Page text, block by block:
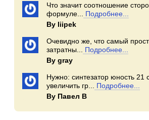
Что значит соотношение
формуле...
Подробнее...
By Iiipek
Очевидно же, что самый
затратны...
Подробнее...
By gray
Нужно: синтезатор юность 21
увеличить гр...
Подробнее...
By Павел В